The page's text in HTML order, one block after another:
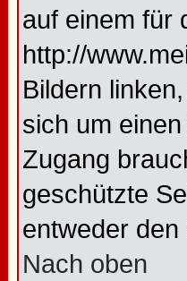
auf einem für
http://
Bildern
sich um
Zugang
geschützte
entweder
Nach oben